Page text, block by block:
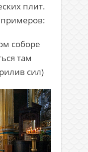
плит.
соборе
там
сил)